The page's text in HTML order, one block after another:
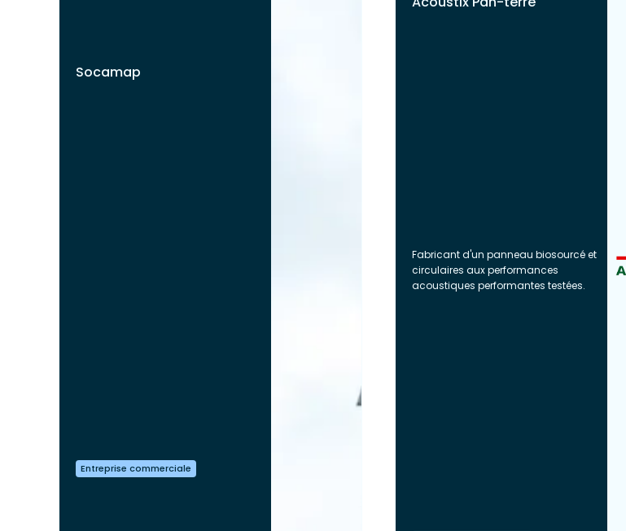
Socamap
Entreprise commerciale
Fabricant d'un panneau biosourcé et
circulaires aux performances
acoustiques performantes testées.